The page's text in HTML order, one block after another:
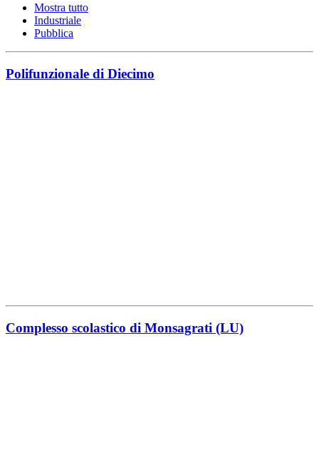
Mostra tutto
Industriale
Pubblica
Polifunzionale di Diecimo
Complesso scolastico di Monsagrati (LU)